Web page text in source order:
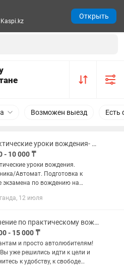
Возможен выезд Есть
Практические уроки вождения- Механика/Автомат. Подготовка к сдаче экзамена
- 10 000 ₸
уроки вождения.
Автомат. Подготовка к
экзамена по вождению на
на нашем или Вашем
12 июля
Обучение по практическому вождению на механике.
- 15 000 ₸
и просто автолюбителям!
уже решились идти к цели и
к удобству, к свободе
Открыть